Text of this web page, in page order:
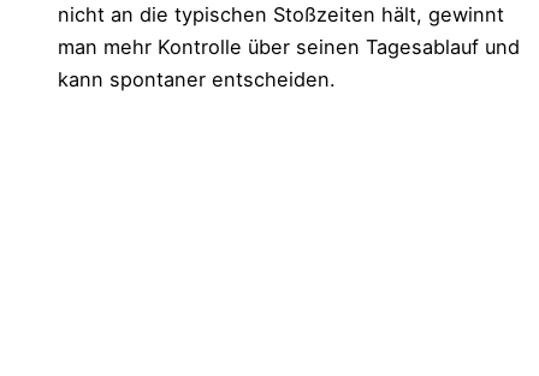
Antizyklisches Verhalten in der Freizeit
Sport und Fitness zu weniger
nicht an die typischen Stoßzeiten hält, gewinnt
man mehr Kontrolle über seinen Tagesablauf und
kann spontaner entscheiden.